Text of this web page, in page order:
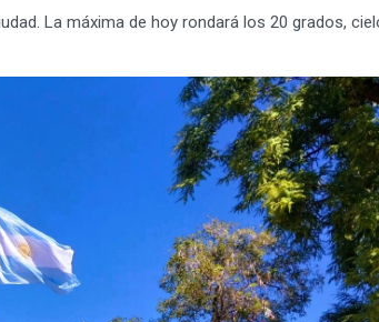
La máxima de hoy rondará los 20 grados,